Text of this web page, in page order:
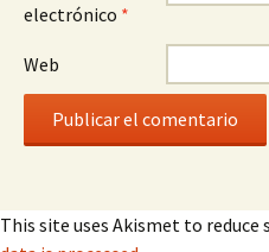
electrónico *
Web
This site uses Akismet to reduce